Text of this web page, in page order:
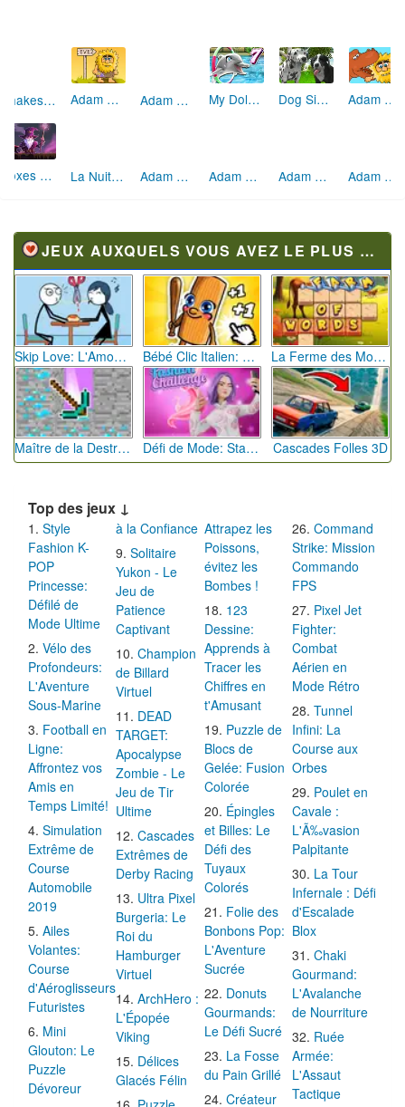
Adam et Eve 2 My Dolphin Show 7 Dog Simulator 3D Adam & Eve 7
La Nuit d'Adam et Eve Adam and Eve Golf Adam and Eve 5 Part 1 Adam and Eve Go 2 Adam and Eve Go 3
JEUX AUXQUELS VOUS AVEZ LE PLUS JOUÉ
Skip Love: L'Amour en Péril Bébé Clic Italien: La Folie des Petits Bambins La Ferme des Mots - Cultivez votre Vocabulaire
Maître de la Destruction: Fusion de Pioches Défi de Mode: Star du Podium Cascades Folles 3D
Top des jeux ↓
Style
Fashion K-
POP
Princesse:
Défilé de
Mode Ultime
Vélo des
Profondeurs:
L'Aventure
Sous-Marine
Football en
Ligne:
Affrontez vos
Amis en
Temps Limité!
Simulation
Extrême de
Course
Automobile
2019
Ailes
Volantes:
Course
d'Aéroglisseurs
Futuristes
Mini
Glouton: Le
Puzzle
Dévoreur
à la Confiance
Solitaire
Yukon - Le
Jeu de
Patience
Captivant
Champion
de Billard
Virtuel
DEAD
TARGET:
Apocalypse
Zombie - Le
Jeu de Tir
Ultime
Cascades
Extrêmes de
Derby Racing
Ultra Pixel
Burgeria: Le
Roi du
Hamburger
Virtuel
ArchHero :
L'Épopée
Viking
Délices
Glacés Félin
Attrapez les
Poissons,
évitez les
Bombes !
123
Dessine:
Apprends à
Tracer les
Chiffres en
t'Amusant
Puzzle de
Blocs de
Gelée: Fusion
Colorée
Épingles
et Billes: Le
Défi des
Tuyaux
Colorés
Folie des
Bonbons Pop:
L'Aventure
Sucrée
Donuts
Gourmands:
Le Défi Sucré
La Fosse
du Pain Grillé
Créateur
Command
Strike: Mission
Commando
FPS
Pixel Jet
Fighter:
Combat
Aérien en
Mode Rétro
Tunnel
Infini: La
Course aux
Orbes
Poulet en
Cavale :
L'Ã‰vasion
Palpitante
La Tour
Infernale : Défi
d'Escalade
Blox
Chaki
Gourmand:
L'Avalanche
de Nourriture
Ruée
Armée:
L'Assaut
Tactique